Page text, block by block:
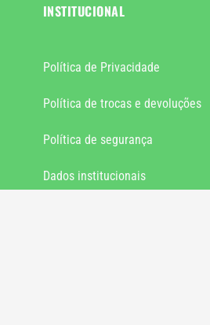
INSTITUCIONAL
Política de Privacidade
Política de trocas e devoluções
Política de segurança
Dados institucionais